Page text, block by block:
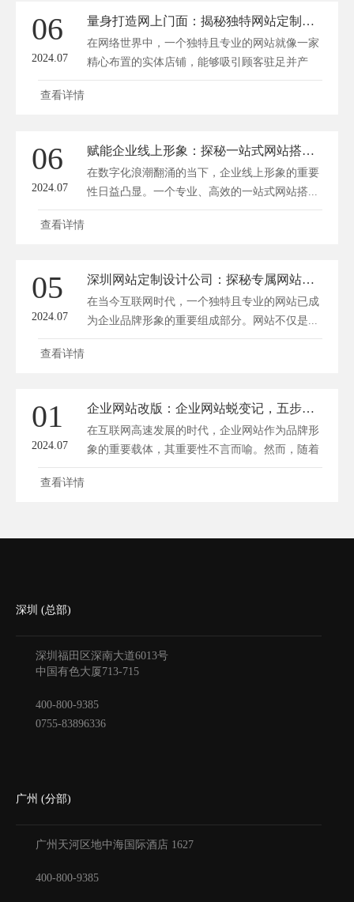
06
2024.07
量身打造网上门面：揭秘独特网站定制设计艺术
在网络世界中，一个独特且专业的网站就像一家
精心布置的实体店铺，能够吸引顾客驻足并产
生...
查看详情
06
2024.07
赋能企业线上形象：探秘一站式网站搭建公司的创意与实践
在数字化浪潮翻涌的当下，企业线上形象的重要
性日益凸显。一个专业、高效的一站式网站搭...
查看详情
05
2024.07
深圳网站定制设计公司：探秘专属网站定制设计之美
在当今互联网时代，一个独特且专业的网站已成
为企业品牌形象的重要组成部分。网站不仅是...
查看详情
01
2024.07
企业网站改版：企业网站蜕变记，五步打造吸睛新面孔
在互联网高速发展的时代，企业网站作为品牌形
象的重要载体，其重要性不言而喻。然而，随着
市...
查看详情
深圳 (总部)
深圳福田区深南大道6013号
中国有色大厦 713-715
400-800-9385
0755-83896336
广州 (分部)
广州天河区地中海国际酒店 1627
400-800-9385